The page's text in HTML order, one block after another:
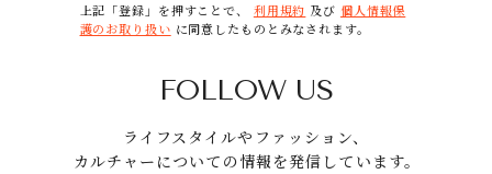
上記「登録」を押すことで、 利用規約 及び 個人情報保
護のお取り扱い に同意したものとみなされます。
FOLLOW US
ライフスタイルやファッション、
カルチャーについての情報を発信しています。